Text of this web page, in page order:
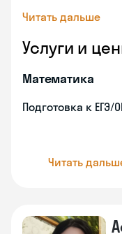
Читать дальше
Услуги и
Математика
Подготовка к ЕГЭ/
Читать